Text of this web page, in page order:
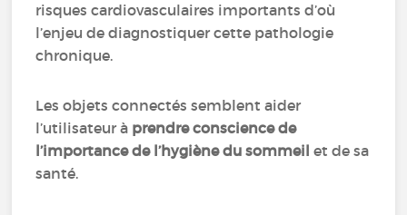
risques cardiovasculaires importants d’où
l’enjeu de diagnostiquer cette pathologie
chronique.
Les objets connectés semblent aider
l’utilisateur à prendre conscience de
l’importance de l’hygiène du sommeil et de sa
santé.